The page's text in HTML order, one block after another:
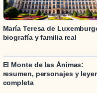
María Teresa de
biografía y familia real
El Monte de las Ánimas:
resumen, personajes y
completa